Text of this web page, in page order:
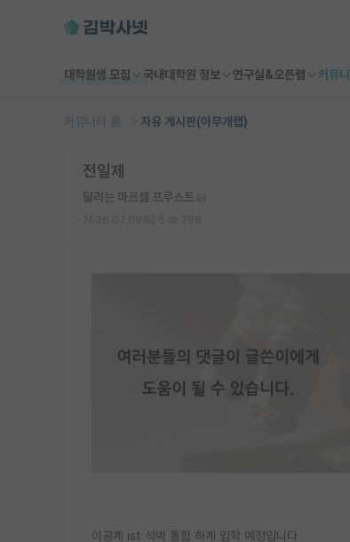
대학원생 모집 국내대학원 정보 연구실&오픈랩 커뮤니
커뮤니티 홈 자유 게시판(아무개랩)
전일제
달리는 마르셀 프루스트
이공계 ist 석박 통합 하계 입학 예정입니다